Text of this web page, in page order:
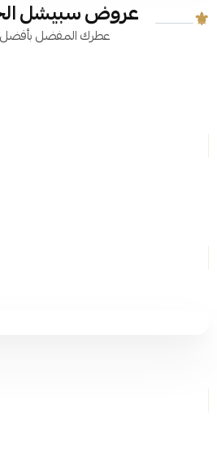
عروض سبيشل
عطرك المفضل